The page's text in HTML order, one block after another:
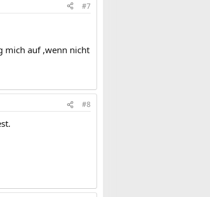
#7
mich auf ,wenn nicht
#8